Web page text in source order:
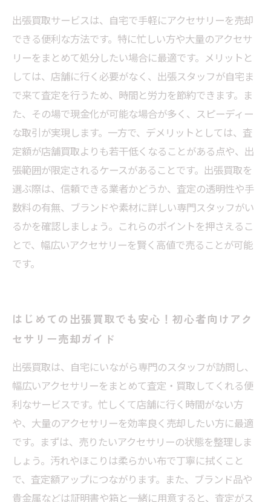
出張買取サービスは、自宅で手軽にアクセサリーを売却
できる便利な方法です。特に忙しい方や大量のアクセサ
リーをまとめて処分したい場合に最適です。メリットと
しては、店舗に行く必要がなく、出張スタッフが自宅ま
で来て査定を行うため、時間と労力を節約できます。ま
た、その場で現金化が可能な場合が多く、スピーディー
な取引が実現します。一方で、デメリットとしては、査
定額が店舗買取よりも若干低くなることがある点や、出
張範囲が限定されるケースがあることです。出張買取を
選ぶ際は、信頼できる業者かどうか、査定の透明性や手
数料の有無、ブランドや素材に詳しい専門スタッフがい
るかを確認しましょう。これらのポイントを押さえるこ
とで、幅広いアクセサリーを賢く高値で売ることが可能
です。
はじめての出張買取でも安心！初心者向けアク
セサリー売却ガイド
出張買取は、自宅にいながら専門のスタッフが訪問し、
幅広いアクセサリーをまとめて査定・買取してくれる便
利なサービスです。忙しくて店舗に行く時間がない方
や、大量のアクセサリーを効率良く売却したい方に最適
です。まずは、売りたいアクセサリーの状態を整理しま
しょう。汚れやほこりは柔らかい布で丁寧に拭くこと
で、査定額アップにつながります。また、ブランド品や
貴金属などは証明書や箱と一緒に用意すると、査定がス